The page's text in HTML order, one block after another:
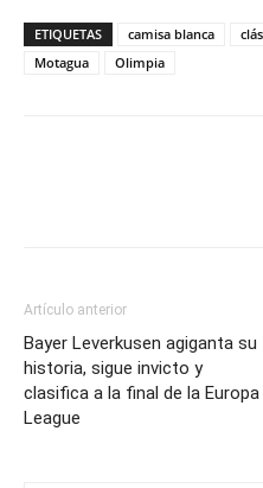
aficionados
con
de
vuelta
ETIQUETAS camisa blanca
Motagua
Olimpia
Artículo anterior
Bayer Leverkusen agiganta su
historia, sigue invicto y
clasifica a la final de la Europa
League